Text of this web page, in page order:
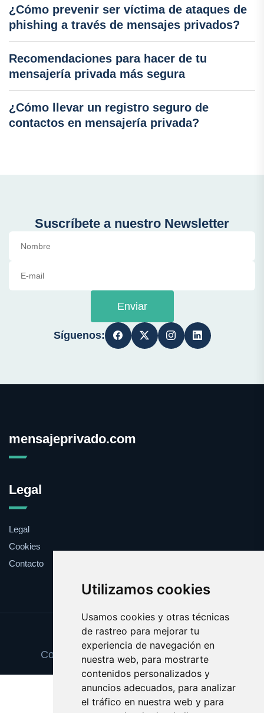
Utilizamos cookies
Usamos cookies y otras técnicas
de rastreo para mejorar tu
experiencia de navegación en
nuestra web, para mostrarte
contenidos personalizados y
anuncios adecuados, para analizar
el tráfico en nuestra web y para
¿Cómo prevenir ser víctima de ataques de
phishing a través de mensajes privados?
Recomendaciones para hacer de tu
mensajería privada más segura
¿Cómo llevar un registro seguro de
contactos en mensajería privada?
Suscríbete a nuestro Newsletter
Enviar
Síguenos:
mensajeprivado.com
Legal
Legal
Cookies
Contacto
Update cookies preferences
Copyright © 2025 mensajeprivado.com